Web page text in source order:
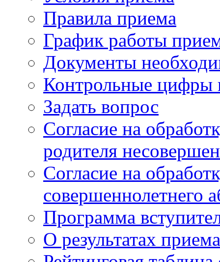
Правила приема
График работы
Документы
Контрольные цифры
Задать вопрос
Согласие на
родителя
Согласие на
совершеннолетнего
Программа
О результатах приема